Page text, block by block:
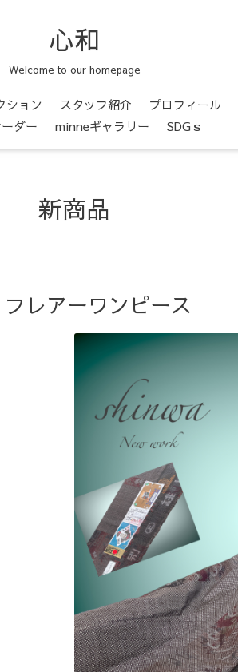
心和
Welcome to our homepage
ション スタッフ紹介 プロフィール
ダー minneギャラリー SDGｓ
新商品
レアーワンピース